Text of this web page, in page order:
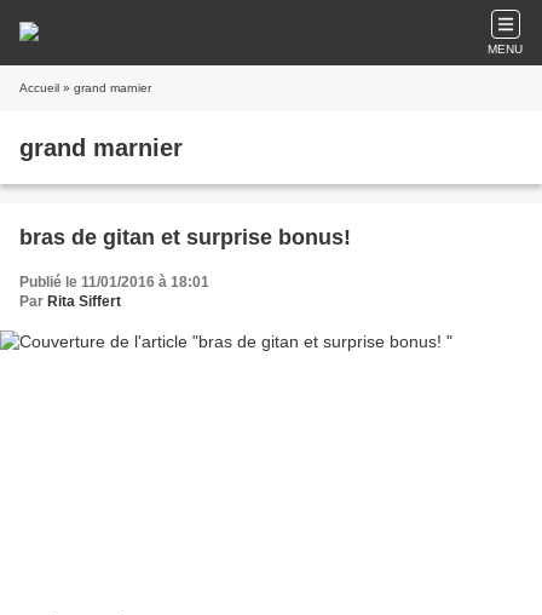
MENU
Accueil » grand marnier
grand marnier
bras de gitan et surprise bonus!
Publié le 11/01/2016 à 18:01
Par Rita Siffert